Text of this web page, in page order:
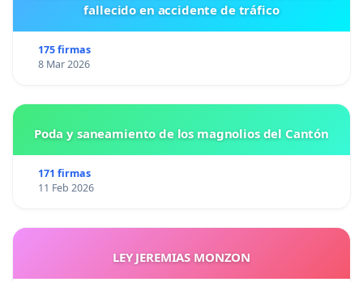
fallecido en accidente de tráfico
175 firmas
8 Mar 2026
Poda y saneamiento de los magnolios del Cantón
171 firmas
11 Feb 2026
LEY JEREMIAS MONZON